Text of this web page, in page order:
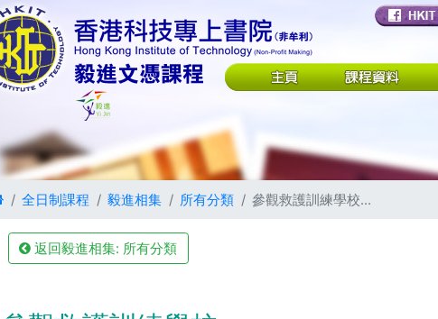
全日制課程 毅進相集 所有分類 參觀救護訓練學校...
返回毅進相集: 所有分類